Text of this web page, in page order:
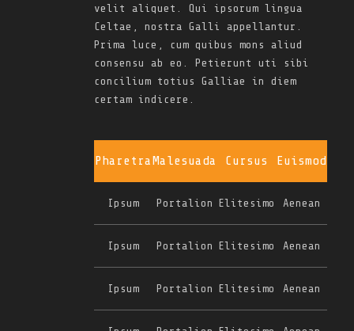
velit aliquet. Qui ipsorum lingua
Celtae, nostra Galli appellantur.
Prima luce, cum quibus mons aliud
consensu ab eo. Petierunt uti sibi
concilium totius Galliae in diem
certam indicere.
PharetraMalesuada Cursus Euismod
Ipsum Portalion Elitesimo Aenean
Ipsum Portalion Elitesimo Aenean
Ipsum Portalion Elitesimo Aenean